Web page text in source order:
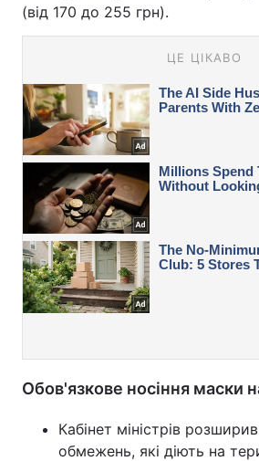
(від 170 до 255 грн).
Обов'язкове носіння маски
Кабінет міністрів
обмежень, які діють на